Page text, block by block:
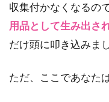
収集付かなくなるの
用品として生み出さ
だけ頭に叩き込みま
ただ、ここであなた